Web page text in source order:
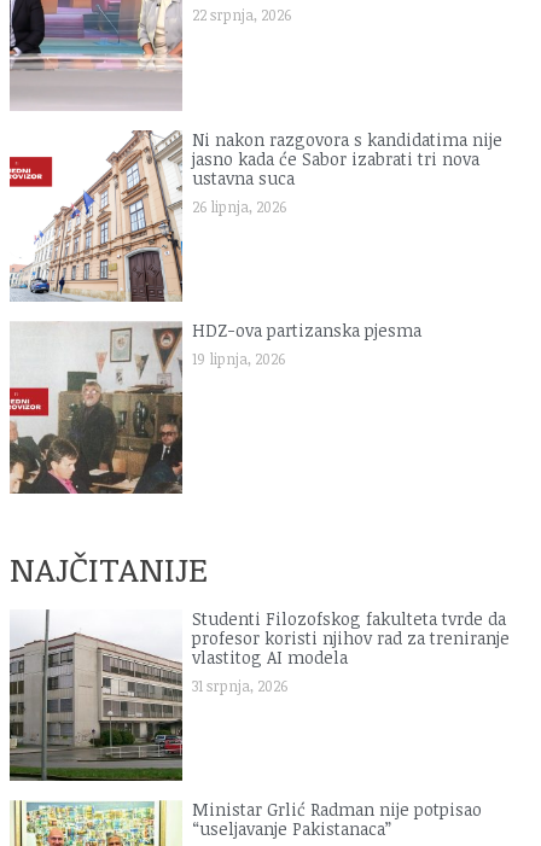
22 srpnja, 2026
Ni nakon razgovora s kandidatima nije
jasno kada će Sabor izabrati tri nova
ustavna suca
26 lipnja, 2026
HDZ-ova partizanska pjesma
19 lipnja, 2026
NAJČITANIJE
Studenti Filozofskog fakulteta tvrde da
profesor koristi njihov rad za treniranje
vlastitog AI modela
31 srpnja, 2026
Ministar Grlić Radman nije potpisao
“useljavanje Pakistanaca”